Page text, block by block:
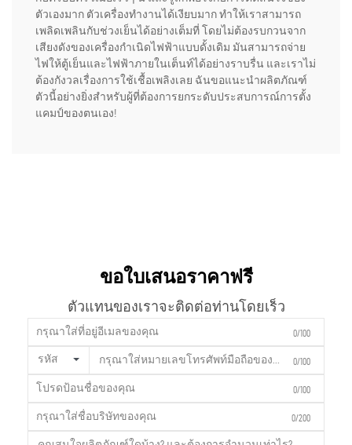
ตัวเองมาก ตัวเครื่องทำงานได้เงียบมาก ทำให้เราสามารถ
เพลิดเพลินกับช่วงเย็นได้อย่างเต็มที่ โดยไม่ต้องรบกวนจาก
เสียงดังของเครื่องกำเนิดไฟฟ้าแบบดั้งเดิม มันสามารถจ่าย
ไฟให้ตู้เย็นและไฟฟ้าภายในเต็นท์ได้อย่างราบรื่น และเราไม่
ต้องกังวลเรื่องการใช้เชื้อเพลิงเลย ฉันขอแนะนำผลิตภัณฑ์
ตัวนี้อย่างยิ่งสำหรับผู้ที่ต้องการยกระดับประสบการณ์การตั้ง
แคมป์ของตนเอง!
ขอใบเสนอราคาฟรี
ตัวแทนของเราจะติดต่อท่านโดยเร็ว
0/100
รหัส 0/100
0/100
0/200